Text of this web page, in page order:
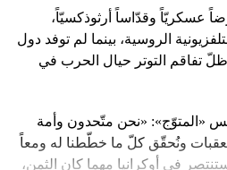
ونُحقّق كلّ ما خطّطنا له ومعاً
في أوكرانيا مهما كان الثمن،
وستُصبح أقوى».
أندروز» في الكرملين، حيث
الروس وأبرز الشخصيات
الوطني، أن «خدمة روسيا شرف
CONTINUE